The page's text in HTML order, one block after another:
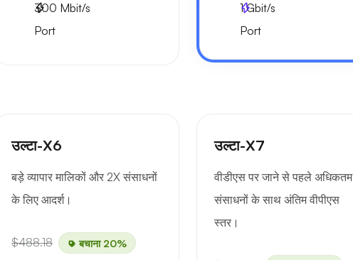
300 Mbit/s
Port
1Gbit/s
Port
उल्टा-X6
बड़े व्यापार मालिकों और 2X संसाधनों
के लिए आदर्श।
$488.18 बचाना 20%
उल्टा-X7
वीडीएस पर जाने से पहले अधिकतम
संसाधनों के साथ अंतिम वीपीएस
स्तर।